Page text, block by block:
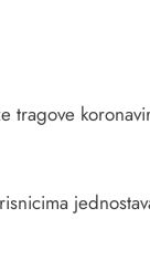
tragove